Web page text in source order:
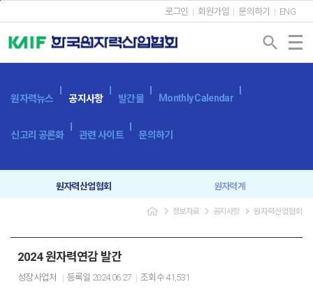
로그인 회원가입 문의하기 ENG
search
원자력뉴스 공지사항 발간물 Monthly Calendar
신고리 공론화 관련 사이트 문의하기
원자력산업협회 원자력계
navigate_next 정보자료 navigate_next 공지사항 navigate_next 원자력산업협회
2024 원자력연감 발간
성장사업처 등록일 2024.06.27 조회수41,531